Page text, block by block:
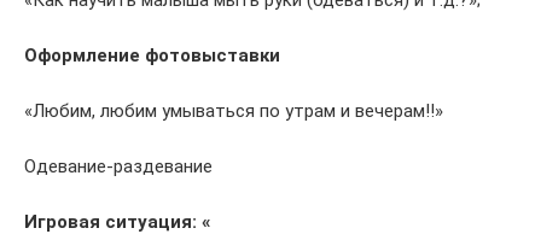
Оформление фотовыставки
«Любим, любим умываться по утрам и вечерам!!»
Одевание-раздевание
Игровая ситуация: «